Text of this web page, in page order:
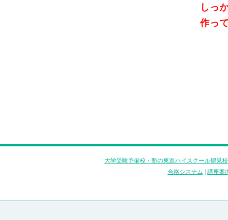
しっ
作っ
大学受験予備校・塾の東進ハイスクール鶴見
合格システム
講座案